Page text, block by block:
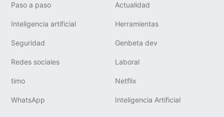
Paso a paso Actualidad
Inteligencia artificial Herramientas
Seguridad Genbeta dev
Redes sociales Laboral
timo Netflix
WhatsApp Inteligencia Artificial